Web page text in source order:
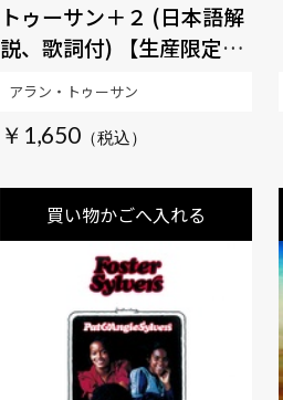
トゥーサン＋２ (日本語解
説、歌詞付) 【生産限定
￥1,650
買い物かごへ入れる
アラン・トゥーサン